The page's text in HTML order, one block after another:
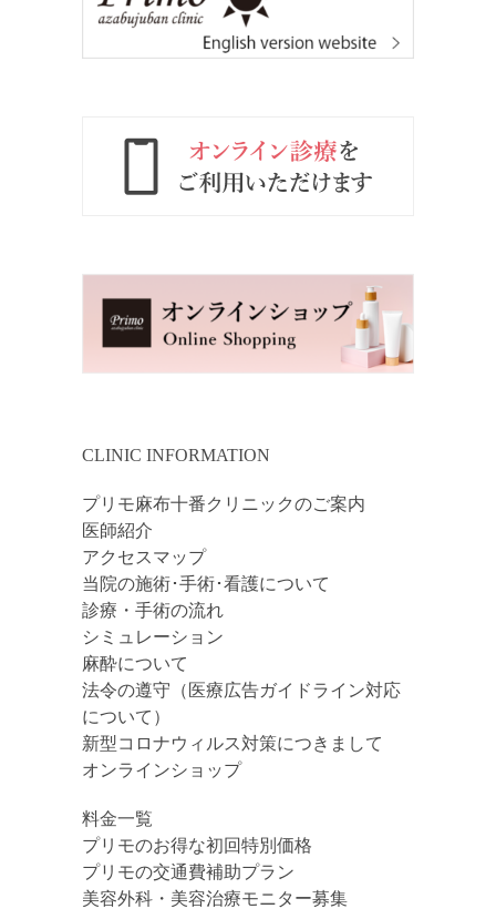
CLINIC INFORMATION
プリモ麻布十番クリニックのご案内
医師紹介
アクセスマップ
当院の施術･手術･看護について
診療・手術の流れ
シミュレーション
麻酔について
法令の遵守（医療広告ガイドライン対応
について）
新型コロナウィルス対策につきまして
オンラインショップ
料金一覧
プリモのお得な初回特別価格
プリモの交通費補助プラン
美容外科・美容治療モニター募集